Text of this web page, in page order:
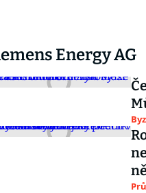
Energy AG